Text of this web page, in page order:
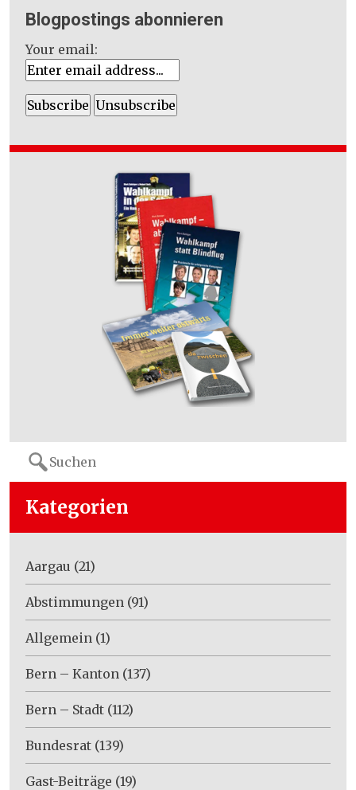
Blogpostings abonnieren
Your email:
Search
for:
Kategorien
Aargau (21)
Abstimmungen (91)
Allgemein (1)
Bern – Kanton (137)
Bern – Stadt (112)
Bundesrat (139)
Gast-Beiträge (19)